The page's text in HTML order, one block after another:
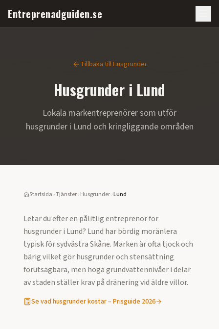
Entreprenadguiden.se
Tillbaka tillHusgrunder
Husgrunder i Lund
Lokala markentreprenörer som utför
husgrunderi Lund och kringliggande områden
Startsida ›Tjänster›Husgrunder›Lund
Letar du efter en pålitlig entreprenör för
husgrunderi Lund? Lund har bördig moränlera
typisk för sydvästra Skåne. Marken är ofta tjock och
bärig vilket gör husgrunder och stensättning
förutsägbara, men höga grundvattennivåer i delar
av staden ställer krav på dränering vid äldre villor.
Se vadhusgrunderkostar – Prisguide 2026